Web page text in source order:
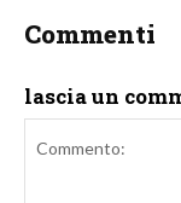
Commenti
lascia un